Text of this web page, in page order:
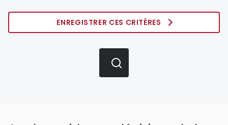
ENREGISTRER CES CRITÈRES